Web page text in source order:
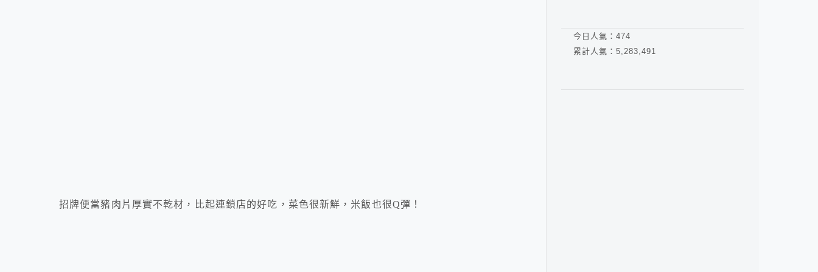
招牌便當豬肉片厚實不乾材，比起連鎖店的好吃，菜色很新鮮，米飯也很Q彈！
今日人氣： 474
累計人氣： 5,283,491